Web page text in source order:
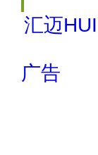
汇迈
广告